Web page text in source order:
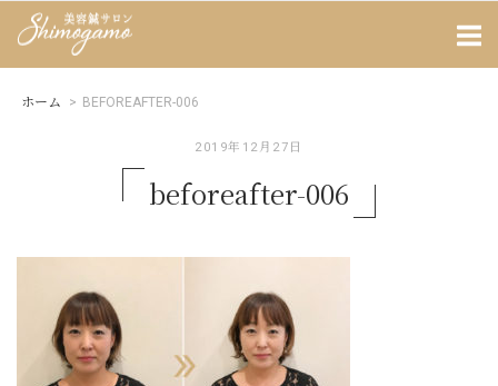
content
Home
ホーム > BEFOREAFTER-006
2019年12月27日
beforeafter-006